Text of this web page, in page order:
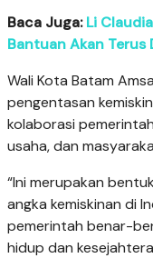
Baca Juga:Li
Bantuan Akan Terus
Wali Kota Batam
pengentasan
kolaborasi
usaha, dan
“Ini merupakan
angka kemiskinan di
pemerintah benar-
hidup dan